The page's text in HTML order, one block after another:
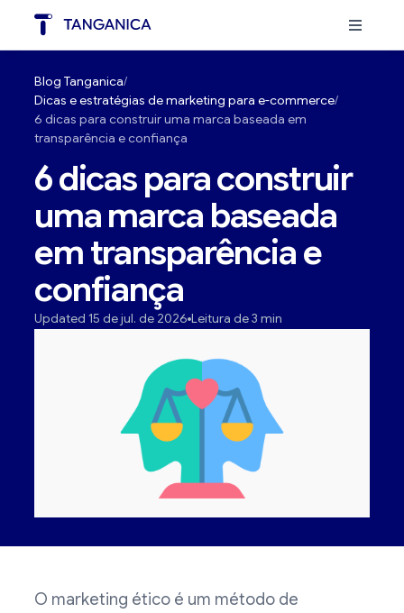
Blog Tanganica
Dicas e estratégias de marketing para e-commerce
6 dicas para construir uma marca baseada em
transparência e confiança
6 dicas para construir
uma marca baseada
em transparência e
confiança
Updated 15 de jul. de 2026 Leitura de 3 min
O marketing ético é um método de